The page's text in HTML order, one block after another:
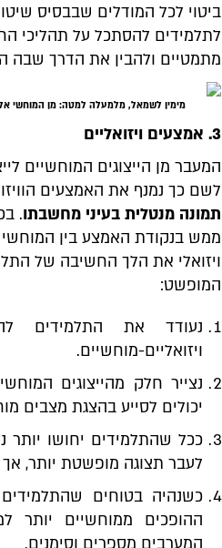
ביטוי לכל המודלים שבבסיס
לתלמידים להסתכל על תהליכי
מתמטיים ולהבין את הדרך שבה
מימין לשמאל, מלמעלה למטה: מן המוחשי
3. אמצעים ויזואליים
המעבר מן הייצוגים המוחשיים
לשם כך נמנף את האמצעים
תמונה מנטלית בעיני מחשבתו.
ממש בנקודת האמצע בין המוחשי
ויזואלי את הלך החשיבה של
המופשט:
נעודד את התלמידים
ויזואליים-מוחשיים.
נצייר חלק מהייצוגים
יכולים לסייע בהצגת מצבים
ככל שהתלמידים יחושו
לעבר תצוגה מופשטת יותר, אך
כשנהיה בטוחים
ההופכים ממוחשיים יותר
המערבים מספרים וסימנים.